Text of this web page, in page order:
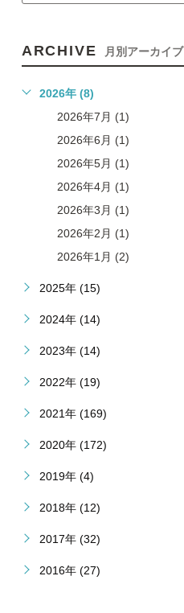
ARCHIVE 月別アーカイブ
2026年 (8)
2026年7月 (1)
2026年6月 (1)
2026年5月 (1)
2026年4月 (1)
2026年3月 (1)
2026年2月 (1)
2026年1月 (2)
2025年 (15)
2024年 (14)
2023年 (14)
2022年 (19)
2021年 (169)
2020年 (172)
2019年 (4)
2018年 (12)
2017年 (32)
2016年 (27)